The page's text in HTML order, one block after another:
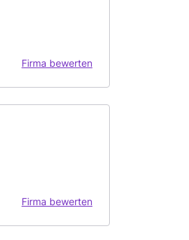
Firma bewerten
Firma bewerten